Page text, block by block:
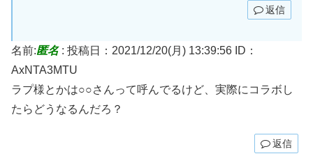
返信
名前:匿名: 投稿日：2021/12/20(月) 13:39:56 ID：
AxNTA3MTU
ラプ様とかは○○さんって呼んでるけど、実際にコラボし
たらどうなるんだろ？
返信